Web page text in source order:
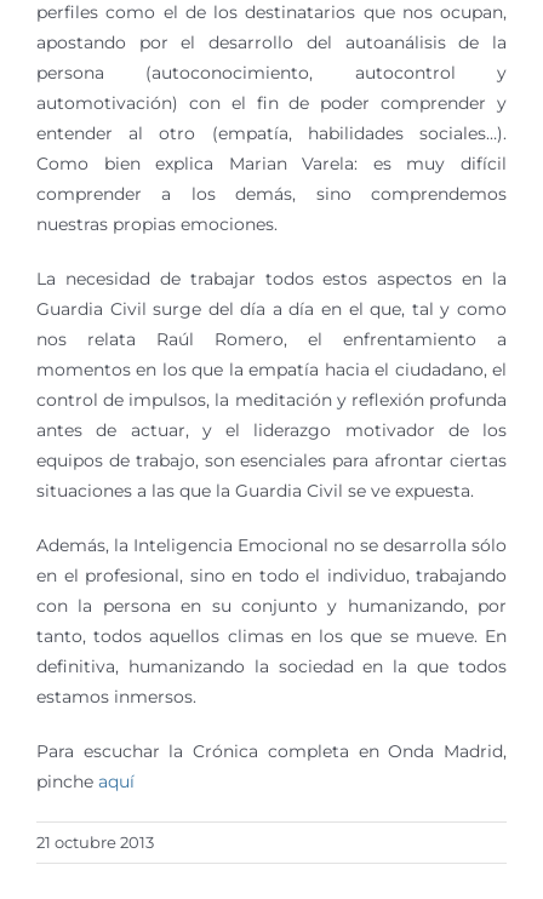
perfiles como el de los destinatarios que nos ocupan,
apostando por el desarrollo del autoanálisis de la
persona (autoconocimiento, autocontrol y
automotivación) con el fin de poder comprender y
entender al otro (empatía, habilidades sociales…).
Como bien explica Marian Varela: es muy difícil
comprender a los demás, sino comprendemos
nuestras propias emociones.
La necesidad de trabajar todos estos aspectos en la
Guardia Civil surge del día a día en el que, tal y como
nos relata Raúl Romero, el enfrentamiento a
momentos en los que la empatía hacia el ciudadano, el
control de impulsos, la meditación y reflexión profunda
antes de actuar, y el liderazgo motivador de los
equipos de trabajo, son esenciales para afrontar ciertas
situaciones a las que la Guardia Civil se ve expuesta.
Además, la Inteligencia Emocional no se desarrolla sólo
en el profesional, sino en todo el individuo, trabajando
con la persona en su conjunto y humanizando, por
tanto, todos aquellos climas en los que se mueve. En
definitiva, humanizando la sociedad en la que todos
estamos inmersos.
Para escuchar la Crónica completa en Onda Madrid,
pinche aquí
21 octubre 2013